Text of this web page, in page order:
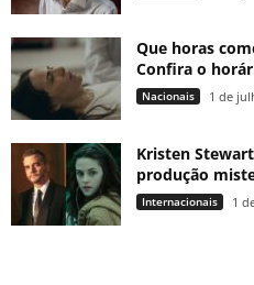
Que horas
Confira o
Nacionais 1 de
Kristen
produção
Internacionais 1